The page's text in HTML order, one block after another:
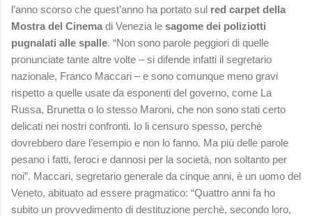
l’anno scorso che quest’anno ha portato sul red carpet della
Mostra del Cinema di Venezia le sagome dei poliziotti
pugnalati alle spalle. “Non sono parole peggiori di quelle
pronunciate tante altre volte – si difende infatti il segretario
nazionale, Franco Maccari – e sono comunque meno gravi
rispetto a quelle usate da esponenti del governo, come La
Russa, Brunetta o lo stesso Maroni, che non sono stati certo
delicati nei nostri confronti. Io li censuro spesso, perchè
dovrebbero dare l’esempio e non lo fanno. Ma più delle parole
pesano i fatti, feroci e dannosi per la società, non soltanto per
noi”. Maccari, segretario generale da cinque anni, è un uomo del
Veneto, abituato ad essere pragmatico: “Quattro anni fa ho
subito un provvedimento di destituzione perchè, secondo loro,